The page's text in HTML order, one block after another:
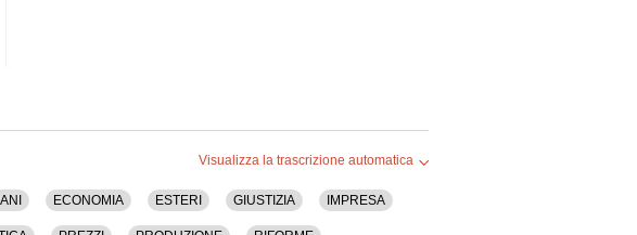
Visualizza la trascrizione automatica
ECONOMIA ESTERI GIUSTIZIA IMPRESA